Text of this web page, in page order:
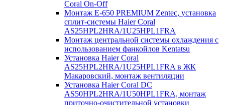
Coral On-Off
Монтаж E-650 PREMIUM Zentec, установка
сплит-системы Haier Coral
AS25HPL2HRA/1U25HPL1FRA
Монтаж центральной системы охлаждения с
использованием фанкойлов Kentatsu
Установка Haier Coral
AS25HPL2HRA/1U25HPL1FRA в ЖК
Макаровский, монтаж вентиляции
Установка Haier Coral DC
AS50HPL2HRA/1U50HPL1FRA, монтаж
приточно-очистительной установки